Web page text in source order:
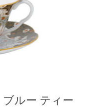
ルー ティー